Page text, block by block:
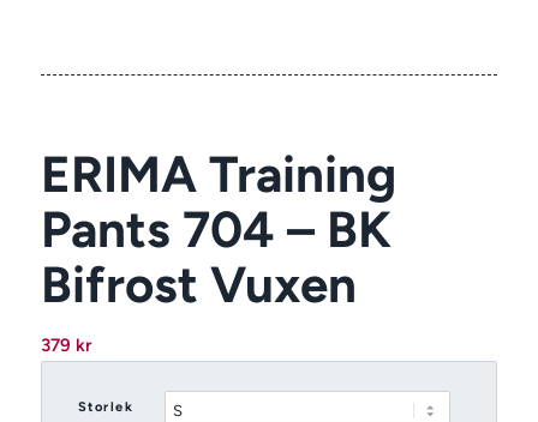
ERIMA Training
Pants 704 – BK
Bifrost Vuxen
379 kr
Storlek